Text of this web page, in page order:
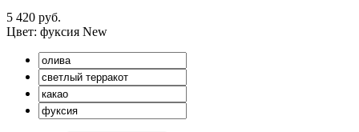
5 420 руб.
Цвет: фуксия New